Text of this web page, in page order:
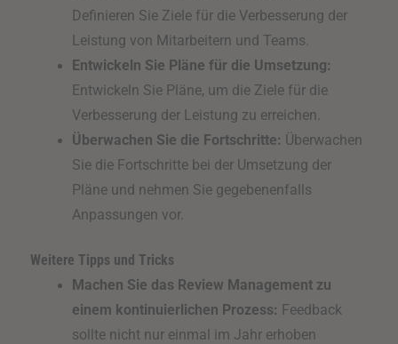
Definieren Sie Ziele für die Verbesserung der
Leistung von Mitarbeitern und Teams.
Entwickeln Sie Pläne für die Umsetzung:
Entwickeln Sie Pläne, um die Ziele für die
Verbesserung der Leistung zu erreichen.
Überwachen Sie die Fortschritte: Überwachen
Sie die Fortschritte bei der Umsetzung der
Pläne und nehmen Sie gegebenenfalls
Anpassungen vor.
Weitere Tipps und Tricks
Machen Sie das Review Management zu
einem kontinuierlichen Prozess: Feedback
sollte nicht nur einmal im Jahr erhoben